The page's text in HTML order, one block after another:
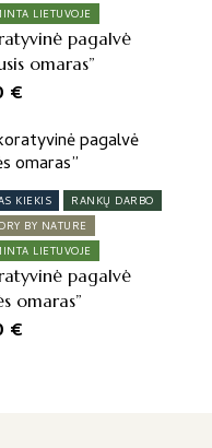
LIETUVOJE
pagalvė
omaras”
€
KIEKIS
RANKŲ DARBO
BY NATURE
LIETUVOJE
pagalvė
omaras”
€